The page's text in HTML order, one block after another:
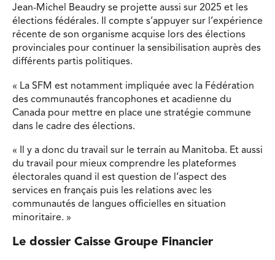
Jean-Michel Beaudry se projette aussi sur 2025 et les
élections fédérales. Il compte s’appuyer sur l’expérience
récente de son organisme acquise lors des élections
provinciales pour continuer la sensibilisation auprès des
différents partis politiques.
« La SFM est notamment impliquée avec la Fédération
des communautés francophones et acadienne du
Canada pour mettre en place une stratégie commune
dans le cadre des élections.
« Il y a donc du travail sur le terrain au Manitoba. Et aussi
du travail pour mieux comprendre les plateformes
électorales quand il est question de l’aspect des
services en français puis les relations avec les
communautés de langues officielles en situation
minoritaire. »
Le dossier Caisse Groupe Financier